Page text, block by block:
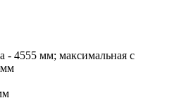
- 4555 мм; максимальная с
мм